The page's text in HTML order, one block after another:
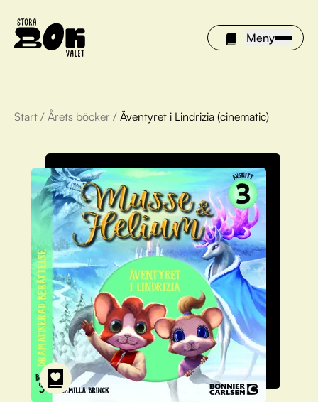
Meny
Årets böcker
Om Stora bokvalet
Olivia tipsar
Vinnare
FAQ
För bibliotek
Start / Årets böcker / Äventyret i Lindrizia (cinematic)